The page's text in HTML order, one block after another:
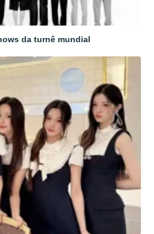
da turnê mundial